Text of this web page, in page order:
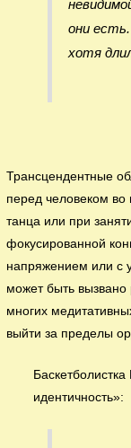
они
хотя
Трансцендентные
перед человеком
танца или при
фокусированной
напряжением или с
может быть
многих
выйти за пределы
идентичность»: